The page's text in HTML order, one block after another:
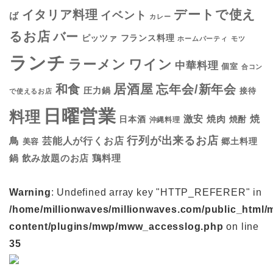
ば イタリア料理 イベント カレー デートで使え
るお店 バー ピッツァ フランス料理 ホームパーティ モツ
ランチ ラーメン ワイン 中華料理 個室 合コン
で使えるお店 和食 圧力鍋 居酒屋 忘年会/新年会 接待
料理 日曜営業 日本酒 沖縄料理 激安 焼肉 焼酎 焼
鳥 美容 芸能人が行くお店 行列が出来るお店 郷土料理
鍋 飲み放題のお店 鶏料理
Warning: Undefined array key "HTTP_REFERER" in
/home/millionwaves/millionwaves.com/public_html/
content/plugins/mwp/mww_accesslog.php on line
35